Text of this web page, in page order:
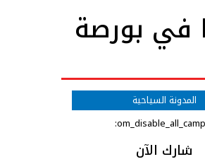
في بورصة
المدونة السياحية
شارك الآن